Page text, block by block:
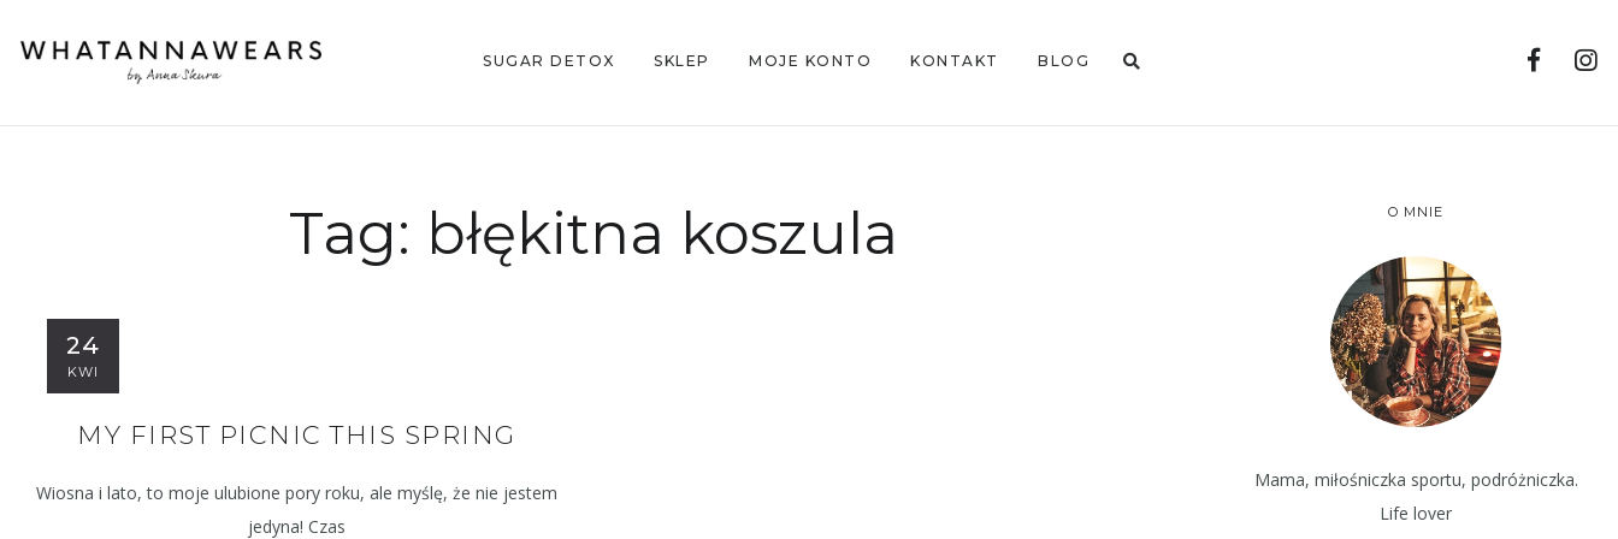
SUGAR DETOX SKLEP MOJE KONTO KONTAKT BLOG
Tag: błękitna koszula
24
KWI
MY FIRST PICNIC THIS SPRING
Wiosna i lato, to moje ulubione pory roku, ale myślę, że nie jestem
jedyna! Czas
O MNIE
Mama, miłośniczka sportu, podróżniczka.
Life lover